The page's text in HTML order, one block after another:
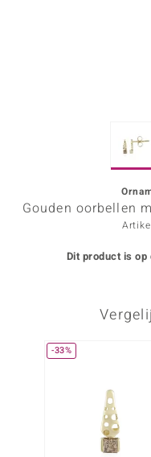
Gouden oorbellen
Dit product is
-33%